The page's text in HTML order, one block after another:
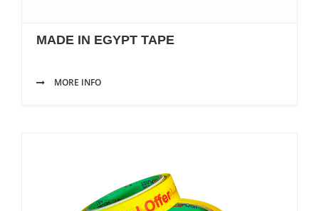
MADE IN EGYPT TAPE
MORE INFO